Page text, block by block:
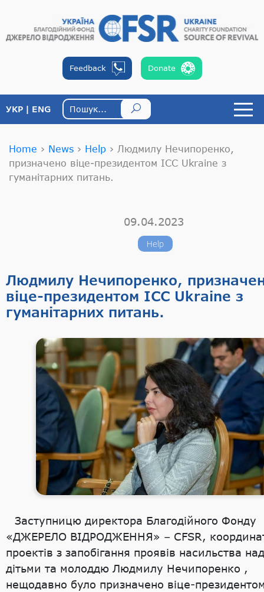
Feedback Donate
УКР ENG
Home › News › Help › Людмилу Нечипоренко,
призначено віце-президентом ICC Ukraine з
гуманітарних питань.
09.04.2023
Help
Людмилу Нечипоренко,
віце-президентом ICC Ukraine з
гуманітарних питань.
Заступницю директора Благодійного Фонду
«ДЖЕРЕЛО ВІДРОДЖЕННЯ» – CFSR,
проектів з запобігання проявів насильства над
дітьми та молоддю Людмилу Нечипоренко ,
нещодавно було призначено віце-